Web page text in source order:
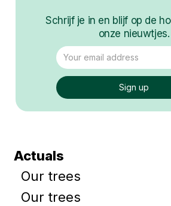
Schrijf je in en blijf op de
onze nieuwtjes.
Actuals
Our trees
Our trees